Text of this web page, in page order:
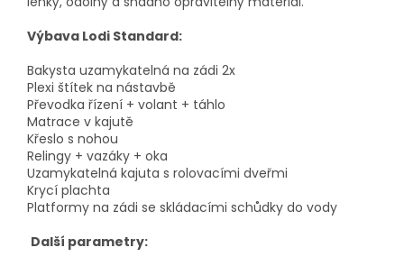
Výbava Lodi Standard:
Bakysta uzamykatelná na zádi 2x
Plexi štítek na nástavbě
Převodka řízení + volant + táhlo
Matrace v kajutě
Křeslo s nohou
Relingy + vazáky + oka
Uzamykatelná kajuta s rolovacími dveřmi
Krycí plachta
Platformy na zádi se skládacími schůdky do vody
Další parametry: